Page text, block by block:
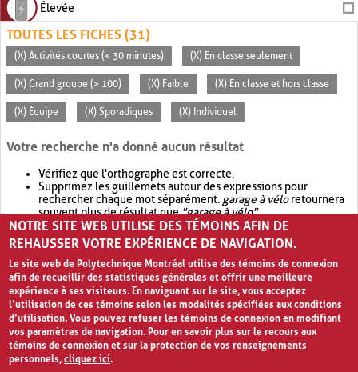
Élevée
TOUTES LES FICHES (31)
(X) Activités courtes (< 30 minutes) (X) En classe seulement
(X) Grand groupe (> 100) (X) Faible (X) En classe et hors classe
(X) Équipe (X) Sporadiques (X) Individuel
Votre recherche n'a donné aucun résultat
Vérifiez que l'orthographe est correcte.
Supprimez les guillemets autour des expressions pour
rechercher chaque mot séparément. garage à véloretournera
souvent plus de résultat que"garage à vélo".
Envisagez d'élargir votre recherche avec OR.garage OR vélo
retournera souvent plus de résultat quegarage à vélo
NOTRE SITE WEB UTILISE DES TÉMOINS AFIN DE
REHAUSSER VOTRE EXPÉRIENCE DE NAVIGATION.
Le site web de Polytechnique Montréal utilise des témoins de connexion
afin de recueillir des statistiques générales et offrir une meilleure
expérience à ses visiteurs. En naviguant sur le site, vous acceptez
l’utilisation de ces témoins selon les modalités spécifiées aux conditions
d’utilisation. Vous pouvez refuser les témoins de connexion en modifiant
vos paramètres de navigation. Pour en savoir plus sur le recours aux
témoins de connexion et sur la protection de vos renseignements
personnels,cliquez ici.